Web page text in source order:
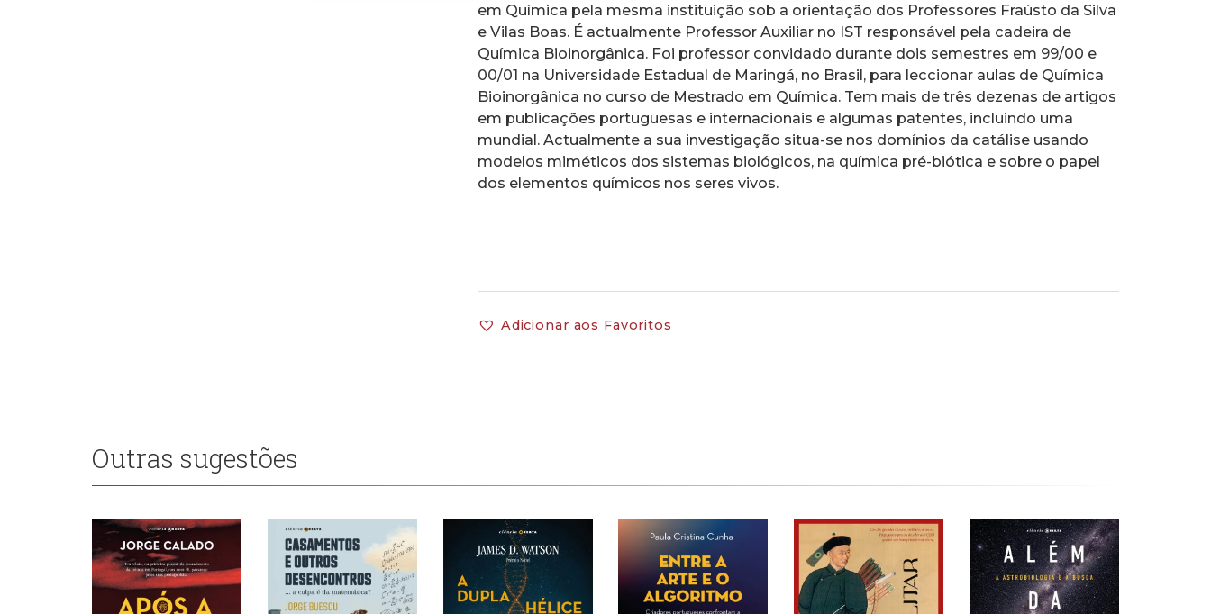
em Química pela mesma instituição sob a orientação dos Professores Fraústo da Silva
e Vilas Boas. É actualmente Professor Auxiliar no IST responsável pela cadeira de
Química Bioinorgânica. Foi professor convidado durante dois semestres em 99/00 e
00/01 na Universidade Estadual de Maringá, no Brasil, para leccionar aulas de Química
Bioinorgânica no curso de Mestrado em Química. Tem mais de três dezenas de artigos
em publicações portuguesas e internacionais e algumas patentes, incluindo uma
mundial. Actualmente a sua investigação situa-se nos domínios da catálise usando
modelos miméticos dos sistemas biológicos, na química pré-biótica e sobre o papel
dos elementos químicos nos seres vivos.
Adicionar aos Favoritos
Outras sugestões